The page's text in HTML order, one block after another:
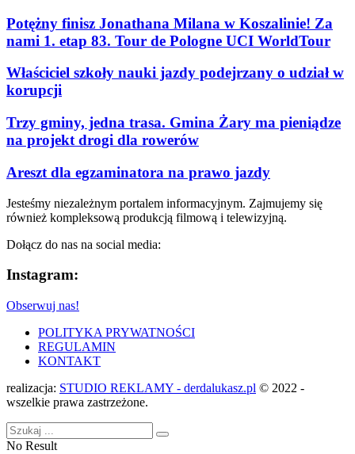
Potężny finisz Jonathana Milana w Koszalinie! Za
nami 1. etap 83. Tour de Pologne UCI WorldTour
Właściciel szkoły nauki jazdy podejrzany o udział w
korupcji
Trzy gminy, jedna trasa. Gmina Żary ma pieniądze
na projekt drogi dla rowerów
Areszt dla egzaminatora na prawo jazdy
Jesteśmy niezależnym portalem informacyjnym. Zajmujemy się
również kompleksową produkcją filmową i telewizyjną.
Dołącz do nas na social media:
Instagram:
Obserwuj nas!
POLITYKA PRYWATNOŚCI
REGULAMIN
KONTAKT
realizacja: STUDIO REKLAMY - derdalukasz.pl © 2022 -
wszelkie prawa zastrzeżone.
No Result